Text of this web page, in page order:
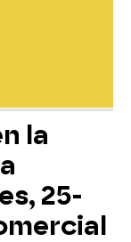
la
25-